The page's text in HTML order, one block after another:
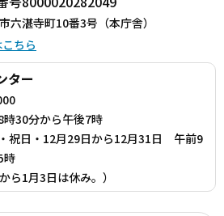
湛寺町10番3号（本庁舎）
ちら
ター
30分から午後7時
祝日・12月29日から12月31日 午前9
時
ら1月3日は休み。）